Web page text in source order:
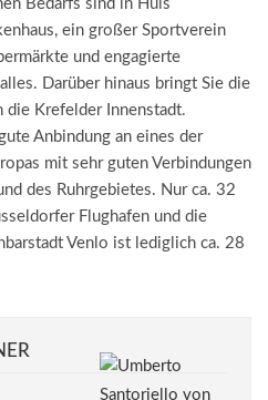
Bedarfs sind in Hüls
ein großer Sportverein
und engagierte
Darüber hinaus bringt Sie die
die Krefelder Innenstadt.
Anbindung an eines der
mit sehr guten Verbindungen
des Ruhrgebietes. Nur ca. 32
Flughafen und die
Venlo ist lediglich ca. 28